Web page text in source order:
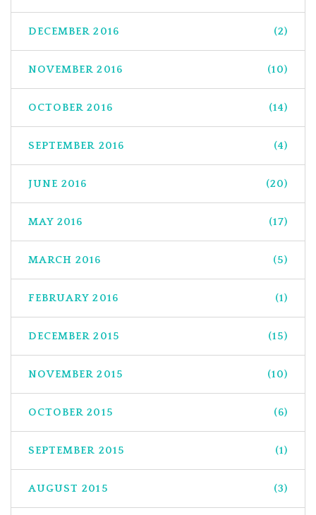
DECEMBER 2016 (2)
NOVEMBER 2016 (10)
OCTOBER 2016 (14)
SEPTEMBER 2016 (4)
JUNE 2016 (20)
MAY 2016 (17)
MARCH 2016 (5)
FEBRUARY 2016 (1)
DECEMBER 2015 (15)
NOVEMBER 2015 (10)
OCTOBER 2015 (6)
SEPTEMBER 2015 (1)
AUGUST 2015 (3)